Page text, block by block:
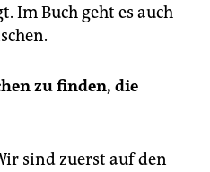
Im Buch geht es auch
zu finden, die
sind zuerst auf den